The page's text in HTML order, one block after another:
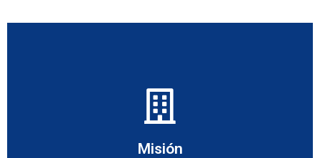
Misión
Consolidarnos como una organización moderna, líderes
el alto grado de confidencialidad y calidad técnica de
nuestro personal y así lograr ser reconocidos por el
servicio diferenciado que se le ofrece al cliente y por la